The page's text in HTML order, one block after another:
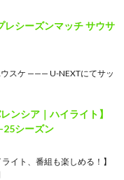
レシーズンマッチ サウサ
スケ ——— U-NEXTにてサッ
ンシア｜ハイライト】
25シーズン
イト、番組も楽しめる！】